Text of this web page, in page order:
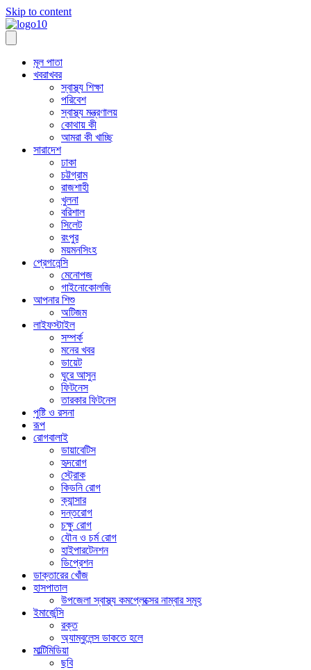
Skip to content
মূল পাতা
খবরাখবর
স্বাস্থ্য শিক্ষা
পরিবেশ
স্বাস্থ্য মন্ত্রণালয়
কোথায় কী
আমরা কী খাচ্ছি
সারাদেশ
ঢাকা
চট্টগ্রাম
রাজশাহী
খুলনা
বরিশাল
সিলেট
রংপুর
ময়মনসিংহ
প্রেগনেন্সি
মেনোপজ
গাইনোকোলজি
আপনার শিশু
অটিজম
লাইফস্টাইল
সম্পর্ক
মনের খবর
ডায়েট
ঘুরে আসুন
ফিটনেস
তারকার ফিটনেস
পুষ্টি ও রসনা
রূপ
রোগবালাই
ডায়াবেটিস
হৃদরোগ
স্ট্রোক
কিডনি রোগ
ক্যান্সার
দন্তরোগ
চক্ষু রোগ
যৌন ও চর্ম রোগ
হাইপারটেনশন
ডিপ্রেশন
ডাক্তারের খোঁজ
হাসপাতাল
উপজেলা স্বাস্থ্য কমপ্লেক্সের নাম্বার সমূহ
ইমার্জেন্সি
রক্ত
অ্যাম্বুলেন্স ডাকতে হলে
মাল্টিমিডিয়া
ছবি